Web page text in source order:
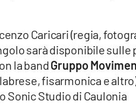
Caricari (regia,
sarà disponibile
la bandGruppo
fisarmonica e
Sonic Studio di Caulonia